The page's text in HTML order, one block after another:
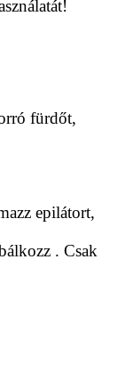
fürdőt,
epilátort,
. Csak